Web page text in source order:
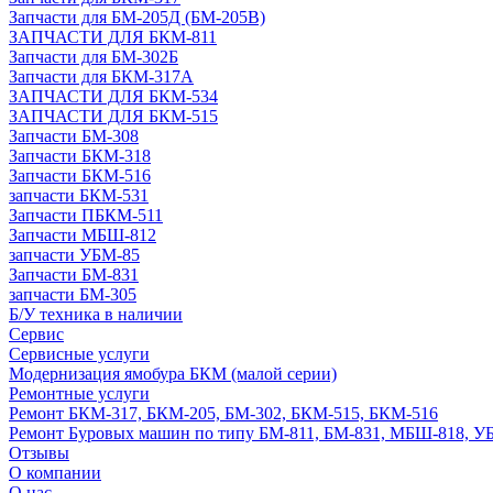
Запчасти для БМ-205Д (БМ-205В)
ЗАПЧАСТИ ДЛЯ БКМ-811
Запчасти для БМ-302Б
Запчасти для БКМ-317А
ЗАПЧАСТИ ДЛЯ БКМ-534
ЗАПЧАСТИ ДЛЯ БКМ-515
Запчасти БМ-308
Запчасти БКМ-318
Запчасти БКМ-516
запчасти БКМ-531
Запчасти ПБКМ-511
Запчасти МБШ-812
запчасти УБМ-85
Запчасти БМ-831
запчасти БМ-305
Б/У техника в наличии
Сервис
Сервисные услуги
Модернизация ямобура БКМ (малой серии)
Ремонтные услуги
Ремонт БКМ-317, БКМ-205, БМ-302, БКМ-515, БКМ-516
Ремонт Буровых машин по типу БМ-811, БМ-831, МБШ-818,
Отзывы
О компании